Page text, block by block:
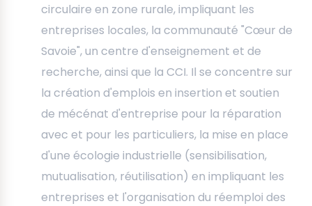
circulaire en zone rurale, impliquant les
entreprises locales, la communauté "Cœur de
Savoie", un centre d'enseignement et de
recherche, ainsi que la CCI. Il se concentre sur
la création d'emplois en insertion et soutien
de mécénat d'entreprise pour la réparation
avec et pour les particuliers, la mise en place
d'une écologie industrielle (sensibilisation,
mutualisation, réutilisation) en impliquant les
entreprises et l'organisation du réemploi des